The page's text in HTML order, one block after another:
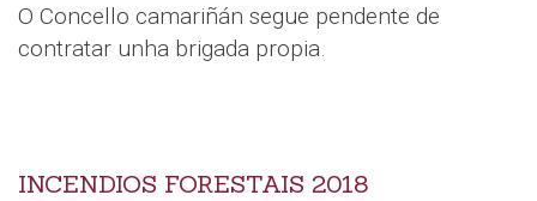
O Concello camariñán segue pendente de
contratar unha brigada propia.
INCENDIOS FORESTAIS 2018